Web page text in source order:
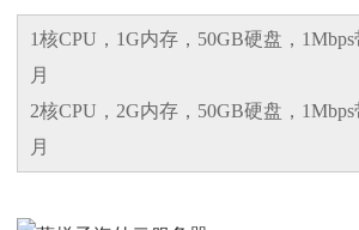
1核CPU，1G内存，50GB硬盘，
月
2核CPU，2G内存，50GB硬盘，
月